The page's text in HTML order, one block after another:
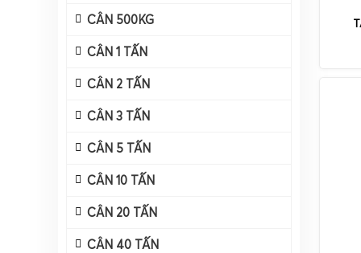
CÂN 500KG
CÂN 1 TẤN
CÂN 2 TẤN
CÂN 3 TẤN
CÂN 5 TẤN
CÂN 10 TẤN
CÂN 20 TẤN
CÂN 40 TẤN